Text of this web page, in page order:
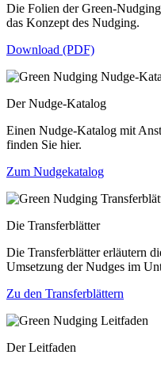
Die Folien der Green-
das Konzept des Nudging.
Download (PDF)
Der Nudge-Katalog
Einen Nudge-Katalog mit
finden Sie hier.
Zum Nudgekatalog
Die Transferblätter
Die Transferblätter erläutern
Umsetzung der Nudges im
Zu den Transferblättern
Der Leitfaden